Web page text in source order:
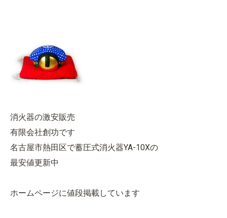
消火器の激安販売
有限会社創功です
名古屋市熱田区で蓄圧式消火器YA-10Xの
最安値更新中
ホームページに値段掲載しています